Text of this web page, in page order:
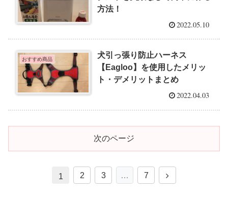
方法！
2022.05.10
おすすめ商品
犬引っ張り防止ハーネス
【Eagloo】を使用したメリッ
ト・デメリットまとめ
2022.04.03
次のページ
1 2 3 … 7